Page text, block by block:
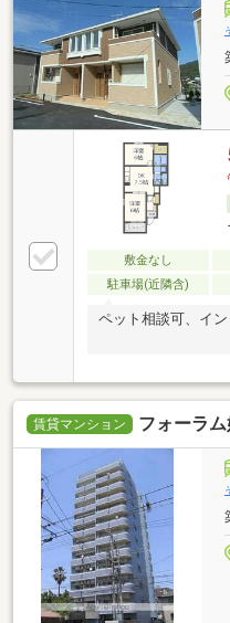
敷金なし
駐車場(近隣含)
ペット相談可、イ
賃貸マンション フォーラ